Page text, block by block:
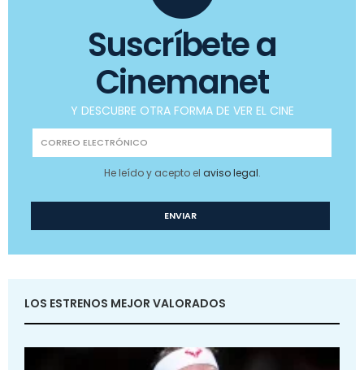
Suscríbete a
Cinemanet
Y DESCUBRE OTRA FORMA DE VER EL CINE
He leído y acepto el aviso legal.
LOS ESTRENOS MEJOR VALORADOS